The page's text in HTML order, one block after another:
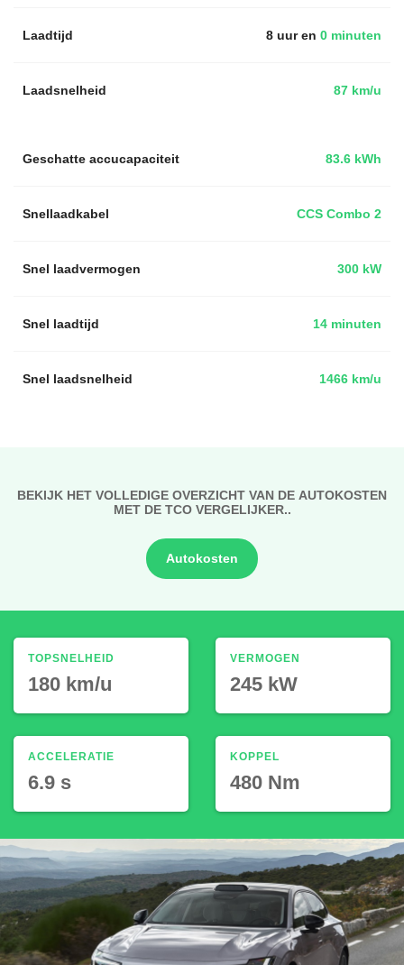
Laadtijd 8 uur en 0 minuten
Laadsnelheid 87 km/u
83.6 kWh
Geschatte accucapaciteit
Snellaadkabel CCS Combo 2
Snel laadvermogen 300 kW
Snel laadtijd 14 minuten
Snel laadsnelheid 1466 km/u
BEKIJK HET VOLLEDIGE OVERZICHT VAN DE AUTOKOSTEN
MET DE TCO VERGELIJKER..
Autokosten
TOPSNELHEID
180 km/u
ACCELERATIE
6.9 s
VERMOGEN
245 kW
KOPPEL
480 Nm